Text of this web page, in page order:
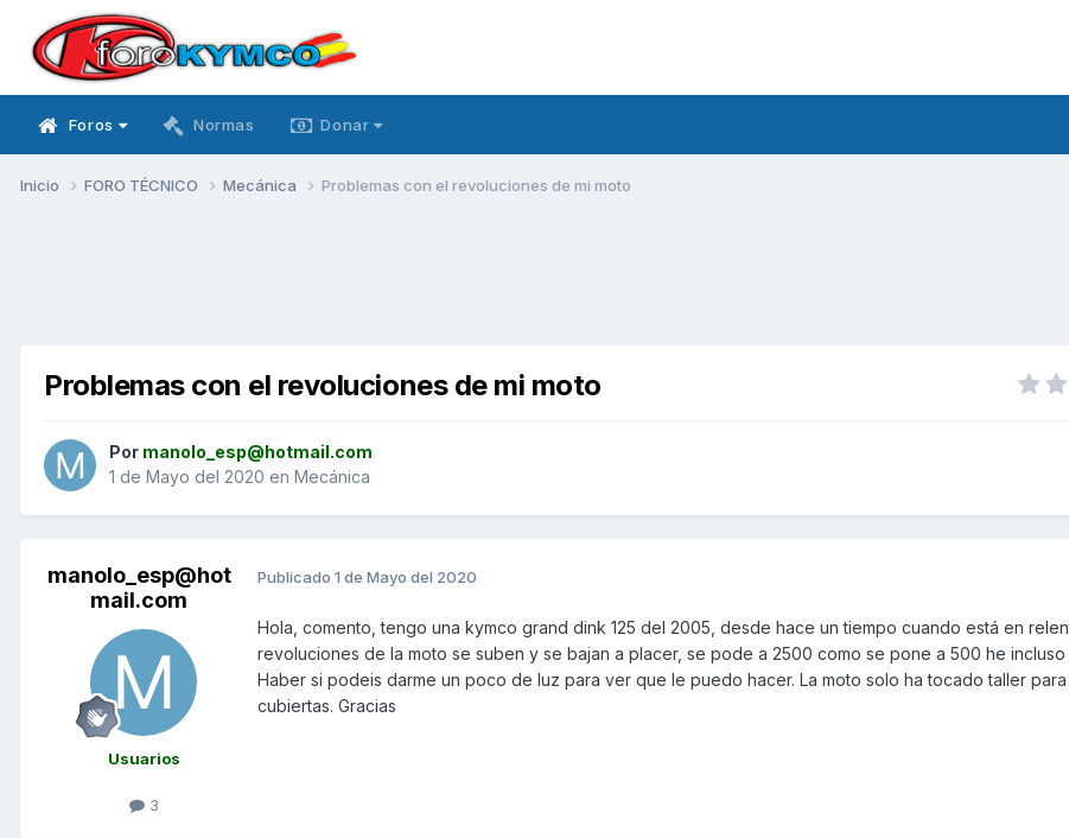
Foros Normas Donar
Inicio FORO TÉCNICO Mecánica Problemas con el revoluciones de mi moto
Problemas con el revoluciones de mi moto
Por manolo_esp@hotmail.com
1 de Mayo del 2020 en Mecánica
manolo_esp@hot
mail.com
Usuarios
3
Publicado 1 de Mayo del 2020
Hola, comento, tengo una kymco grand dink 125 del 2005, desde hace un tiempo cuando está en
revoluciones de la moto se suben y se bajan a placer, se pode a 2500 como se pone a 500 he incluso
Haber si podeis darme un poco de luz para ver que le puedo hacer. La moto solo ha tocado taller
cubiertas. Gracias